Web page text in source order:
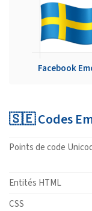
Facebook
🇸🇪 Codes
Points de code
Entités HTML
CSS